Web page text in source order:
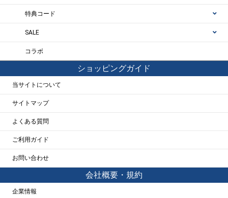
特典コード
SALE
コラボ
ショッピングガイド
当サイトについて
サイトマップ
よくある質問
ご利用ガイド
お問い合わせ
会社概要・規約
企業情報